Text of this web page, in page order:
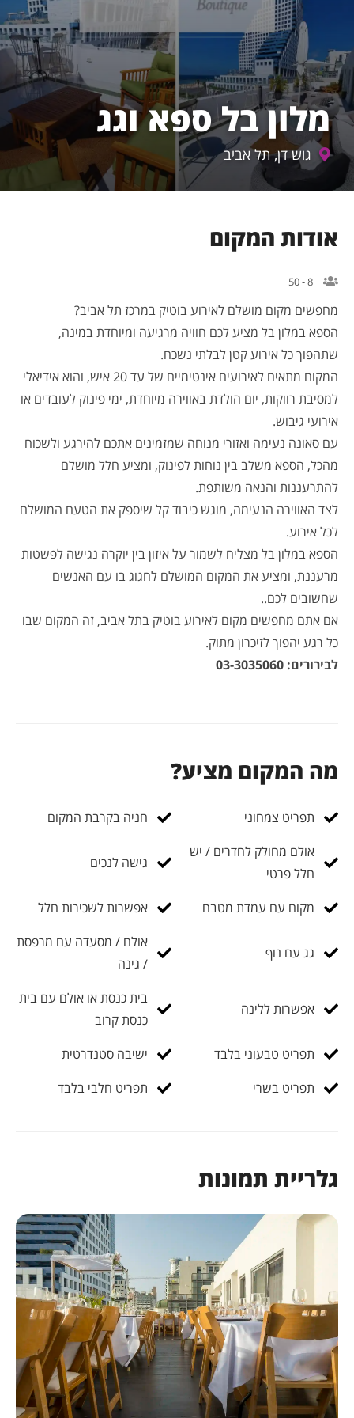
מלון בל ספא וגג
גוש דן, תל אביב
אודות המקום
8 - 50
מחפשים מקום מושלם לאירוע בוטיק במרכז תל אביב?
הספא במלון בל מציע לכם חוויה מרגיעה ומיוחדת במינה,
שתהפוך כל אירוע קטן לבלתי נשכח.
המקום מתאים לאירועים אינטימיים של עד 20 איש, והוא אידיאלי
למסיבת רווקות, יום הולדת באווירה מיוחדת, ימי פינוק לעובדים או
אירועי גיבוש.
עם סאונה נעימה ואזורי מנוחה שמזמינים אתכם להירגע ולשכוח
מהכל, הספא משלב בין נוחות לפינוק, ומציע חלל מושלם
להתרעננות והנאה משותפת.
לצד האווירה הנעימה, מוגש כיבוד קל שיספק את הטעם המושלם
לכל אירוע.
הספא במלון בל מצליח לשמור על איזון בין יוקרה נגישה לפשטות
מרעננת, ומציע את המקום המושלם לחגוג בו עם האנשים
שחשובים לכם..
אם אתם מחפשים מקום לאירוע בוטיק בתל אביב, זה המקום שבו
כל רגע יהפוך לזיכרון מתוק.
לבירורים: 03-3035060
מה המקום מציע?
תפריט צמחוני
חניה בקרבת המקום
אולם מחולק לחדרים / יש
חלל פרטי
גישה לנכים
מקום עם עמדת מטבח אפשרות לשכירות חלל
גג עם נוף
אולם / מסעדה עם מרפסת
/ גינה
אפשרות ללינה
בית כנסת או אולם עם בית
כנסת קרוב
תפריט טבעוני בלבד
ישיבה סטנדרטית
תפריט בשרי
תפריט חלבי בלבד
גלריית תמונות